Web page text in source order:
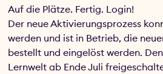
Auf die Plätze. Fertig. Login!
Der neue Aktivierungsprozess
werden und ist in Betrieb, die
bestellt und eingelöst werden.
Lernwelt ab Ende Juli